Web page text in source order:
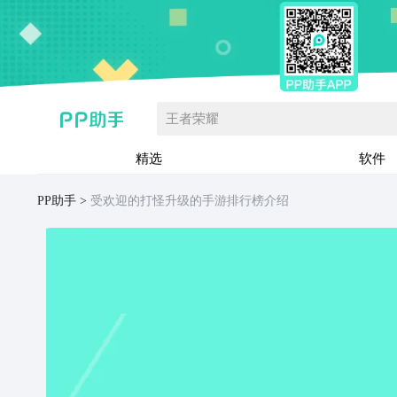
王者荣耀
精选 软件
PP助手 受欢迎的打怪升级的手游排行榜介绍